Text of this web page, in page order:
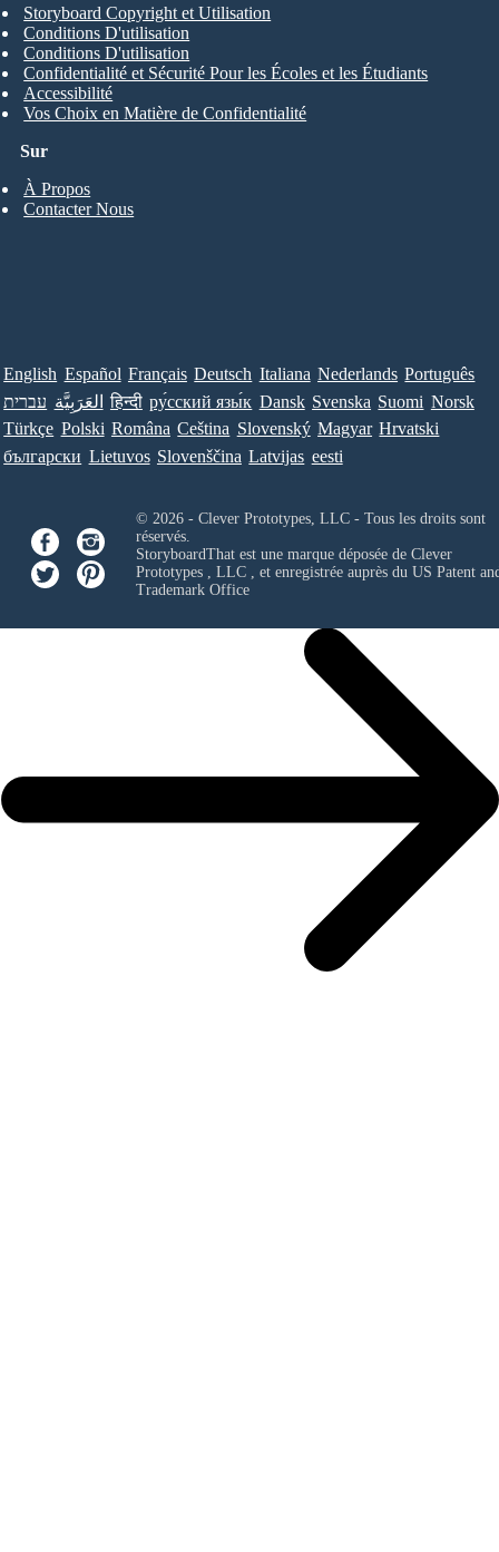
Sur
À Propos
Contacter Nous
Storyboard Copyright et Utilisation
Conditions D'utilisation
Conditions D'utilisation
Confidentialité et Sécurité Pour les Écoles et les Étudiants
Accessibilité
Vos Choix en Matière de Confidentialité
English Español Français Deutsch Italiana Nederlands Português
עברית العَرَبِيَّة हिन्दी ру́сский язы́к Dansk Svenska Suomi Norsk
Türkçe Polski Româna Ceština Slovenský Magyar Hrvatski
български Lietuvos Slovenščina Latvijas eesti
© 2026 - Clever Prototypes, LLC - Tous les droits sont
réservés.
StoryboardThat est une marque déposée de Clever
Prototypes , LLC, et enregistrée auprès du US Patent
Trademark Office